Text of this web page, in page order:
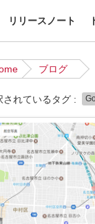
リリースノート
ブログ
されているタグ :